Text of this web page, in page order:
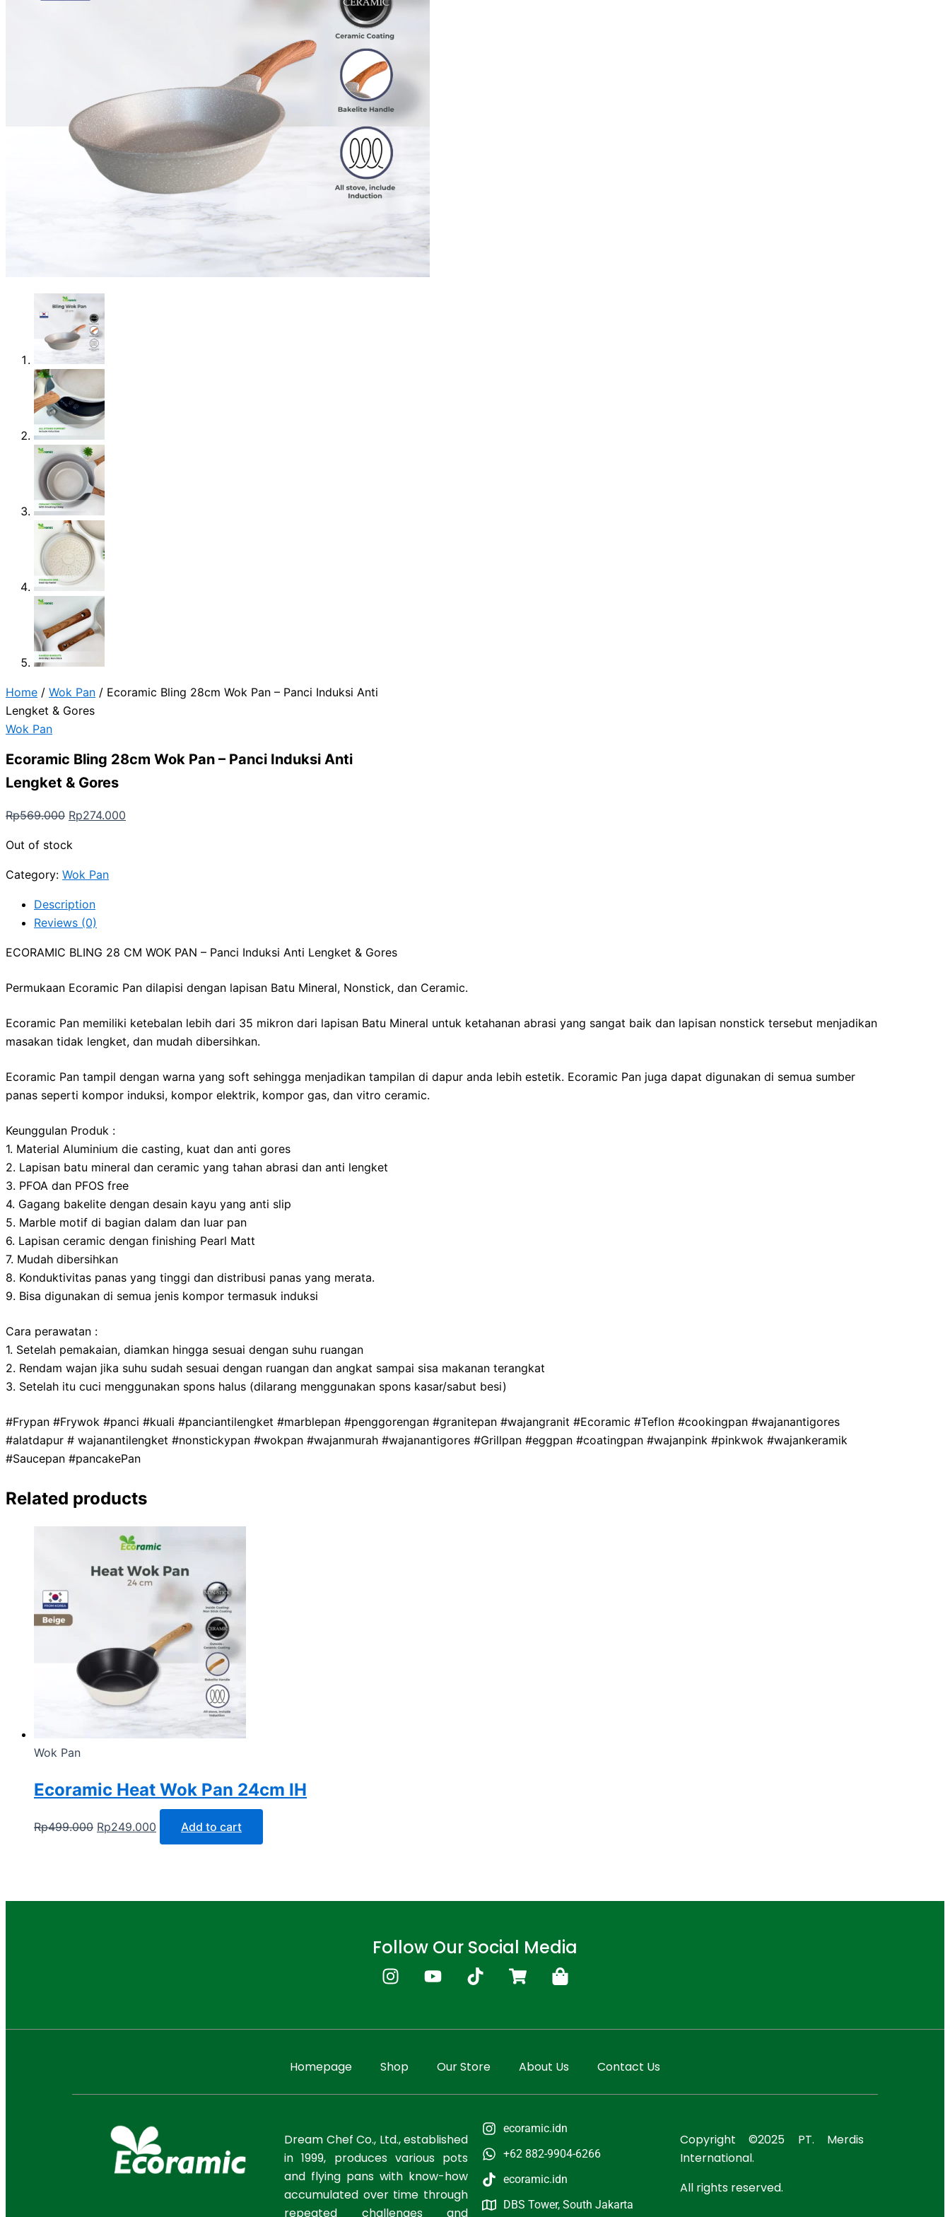
Home / Wok Pan / Ecoramic Bling 28cm Wok Pan – Panci Induksi Anti
Lengket & Gores
Wok Pan
Ecoramic Bling 28cm Wok Pan – Panci Induksi Anti
Lengket & Gores
Rp569.000 Rp274.000
Out of stock
Category: Wok Pan
Description
Reviews (0)
ECORAMIC BLING 28 CM WOK PAN – Panci Induksi Anti Lengket & Gores
Permukaan Ecoramic Pan dilapisi dengan lapisan Batu Mineral, Nonstick, dan Ceramic.
Ecoramic Pan memiliki ketebalan lebih dari 35 mikron dari lapisan Batu Mineral untuk ketahanan abrasi yang sangat baik dan lapisan nonstick tersebut menjadikan
masakan tidak lengket, dan mudah dibersihkan.
Ecoramic Pan tampil dengan warna yang soft sehingga menjadikan tampilan di dapur anda lebih estetik. Ecoramic Pan juga dapat digunakan di semua sumber
panas seperti kompor induksi, kompor elektrik, kompor gas, dan vitro ceramic.
Keunggulan Produk :
1. Material Aluminium die casting, kuat dan anti gores
2. Lapisan batu mineral dan ceramic yang tahan abrasi dan anti lengket
3. PFOA dan PFOS free
4. Gagang bakelite dengan desain kayu yang anti slip
5. Marble motif di bagian dalam dan luar pan
6. Lapisan ceramic dengan finishing Pearl Matt
7. Mudah dibersihkan
8. Konduktivitas panas yang tinggi dan distribusi panas yang merata.
9. Bisa digunakan di semua jenis kompor termasuk induksi
Cara perawatan :
1. Setelah pemakaian, diamkan hingga sesuai dengan suhu ruangan
2. Rendam wajan jika suhu sudah sesuai dengan ruangan dan angkat sampai sisa makanan terangkat
3. Setelah itu cuci menggunakan spons halus (dilarang menggunakan spons kasar/sabut besi)
#Frypan #Frywok #panci #kuali #panciantilengket #marblepan #penggorengan #granitepan #wajangranit #Ecoramic #Teflon #cookingpan #wajanantigores
#alatdapur # wajanantilengket #nonstickypan #wokpan #wajanmurah #wajanantigores #Grillpan #eggpan #coatingpan #wajanpink #pinkwok #wajankeramik
#Saucepan #pancakePan
Related products
Wok Pan
Ecoramic Heat Wok Pan 24cm IH
Rp499.000 Rp249.000 Add to cart
Follow Our Social Media
I
n
a
r
a
Y
o
u
e
T
i
o
S
h
p
n
g
c
r
t
S
h
p
n
g
b
g
Homepage Shop Our Store About Us Contact Us
Dream Chef Co., Ltd., established
in 1999, produces various pots
and flying pans with know-how
accumulated over time through
repeated challenges and
ecoramic.idn
+62 882-9904-6266
ecoramic.idn
DBS Tower, South Jakarta
Copyright ©2025 PT. Merdis
International.
All rights reserved.